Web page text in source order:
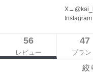
56
レビュー
47
ブラン
絞